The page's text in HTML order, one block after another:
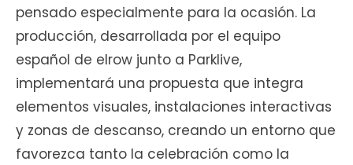
pensado especialmente para la ocasión. La
producción, desarrollada por el equipo
español de elrow junto a Parklive,
implementará una propuesta que integra
elementos visuales, instalaciones interactivas
y zonas de descanso, creando un entorno que
favorezca tanto la celebración como la